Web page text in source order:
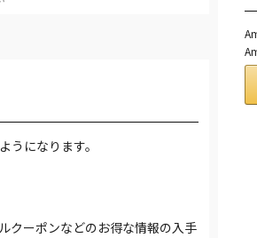
になります。
クーポンなどのお得な情報の入手